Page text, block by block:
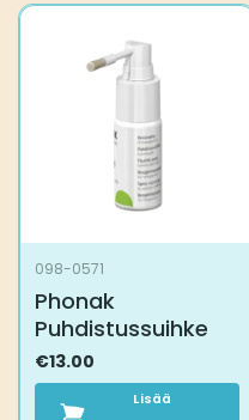
098-0571
Phonak
Puhdistussuihke
€13.00
Lisää